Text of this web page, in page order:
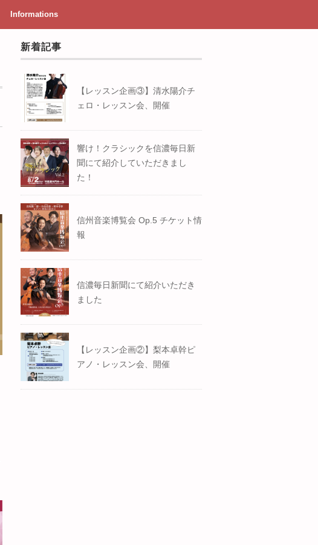
Informations
新着記事
【レッスン企画③】清水陽介チ
ェロ・レッスン会、開催
響け！クラシックを信濃毎日新
聞にて紹介していただきまし
た！
信州音楽博覧会 Op.5 チケット情
報
信濃毎日新聞にて紹介いただき
ました
【レッスン企画②】梨本卓幹ピ
アノ・レッスン会、開催